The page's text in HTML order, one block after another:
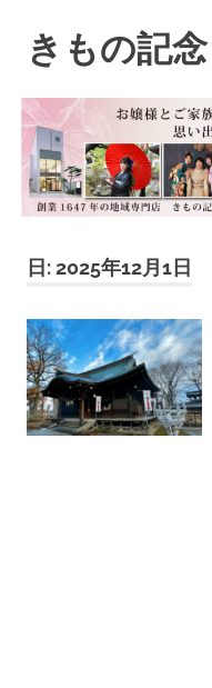
きもの記
物
初
心
者
で
も、
し
読
ん
で
参
考
に
日:2025年12月1日